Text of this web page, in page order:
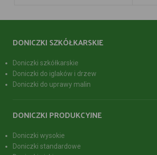
DONICZKI SZKÓŁKARSKIE
Doniczki szkółkarskie
Doniczki do iglaków i drzew
Doniczki do uprawy malin
DONICZKI PRODUKCYJNE
Doniczki wysokie
Doniczki standardowe